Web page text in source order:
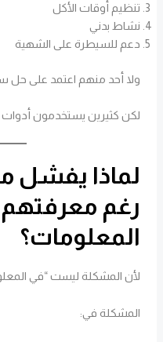
تنظيم أوقات الأكل
نشاط بدني
دعم للسيطرة على الشهية
ولا أحد منهم اعتمد على حل
لكن كثيرين يستخدمون أدوات
لماذا يفشل
رغم
المعلومات؟
لأن المشكلة ليست “في
المشكلة في: